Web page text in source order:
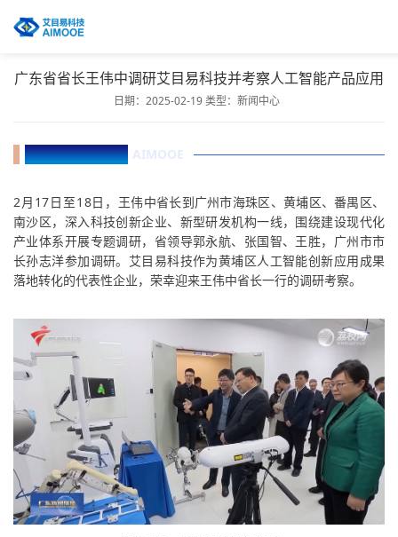
广东省省长王伟中调研艾目易科技并考察人工智能产品应用
日期：2025-02-19 类型： 新闻中心
点击蓝字 关注我们 AIMOOE
2月17日至18日， 王伟中省长到广州市海珠区、黄埔区、番禺区、
南沙区，深入科技创新企业、新型研发机构一线，围绕建设现代化
产业体系开展专题调研，省领导郭永航、张国智、王胜，广州市市
长孙志洋参加调研。艾目易科技作为黄埔区人工智能创新应用成果
落地转化的代表性企业，荣幸迎来王伟中省长一行的调研考察。